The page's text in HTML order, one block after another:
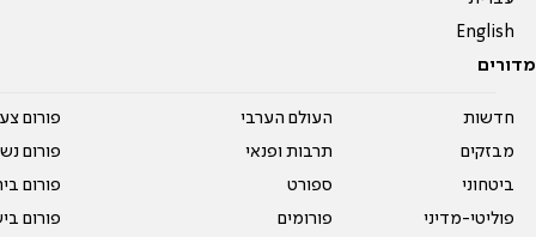
English
מדורים
חדשות
מבזקים
ביטחוני
פוליטי-מדיני
העולם הערבי
תרבות ופנאי
ספורט
פורומים
פורום
פורום
פורום
פורום